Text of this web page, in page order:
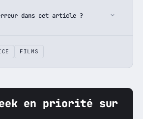
dans cet article ?
FILMS
en priorité sur